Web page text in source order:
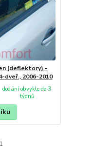
(deflektory) -
dveř., 2006-2010
dodání obvykle do 3
týdnů